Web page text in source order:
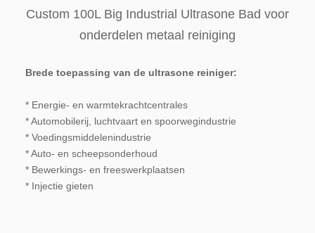
Custom 100L Big Industrial Ultrasone Bad voor
onderdelen metaal reiniging
Brede toepassing van de ultrasone reiniger:
* Energie- en warmtekrachtcentrales
* Automobilerij, luchtvaart en spoorwegindustrie
* Voedingsmiddelenindustrie
* Auto- en scheepsonderhoud
* Bewerkings- en freeswerkplaatsen
* Injectie gieten